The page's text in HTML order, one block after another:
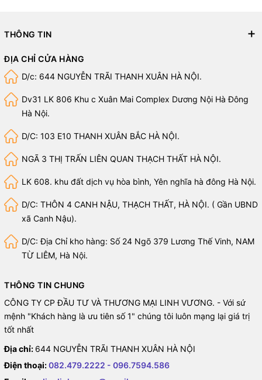
THÔNG TIN
ĐỊA CHỈ CỬA HÀNG
D/c: 644 NGUYỄN TRÃI THANH XUÂN HÀ NỘI.
Dv31 LK 806 Khu c Xuân Mai Complex Dương Nội Hà Đông
Hà Nội.
D/C: 103 E10 THANH XUÂN BẮC HÀ NỘI.
NGÃ 3 THỊ TRẤN LIÊN QUAN THẠCH THẤT HÀ NỘI.
LK 608. khu đất dịch vụ hòa bình, Yên nghĩa hà đông Hà Nội.
D/C: THÔN 4 CANH NẬU, THẠCH THẤT, HÀ NỘI. ( Gần UBND
xã Canh Nậu).
D/C: Địa Chỉ kho hàng: Số 24 Ngõ 379 Lương Thế Vinh, NAM
TỪ LIÊM, Hà Nội.
THÔNG TIN CHUNG
CÔNG TY CP ĐẦU TƯ VÀ THƯƠNG MẠI LINH VƯƠNG. - Với sứ
mệnh "Khách hàng là ưu tiên số 1" chúng tôi luôn mạng lại giá trị
tốt nhất
Địa chỉ: 644 NGUYỄN TRÃI THANH XUÂN HÀ NỘI
Điện thoại:082.479.2222 - 096.7594.586